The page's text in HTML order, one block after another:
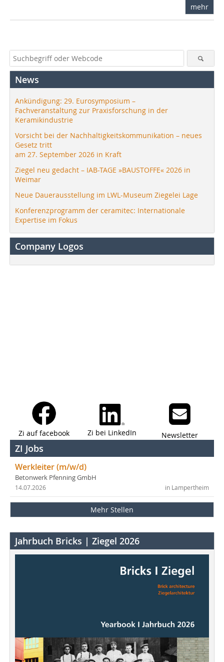
mehr
News
Ankündigung: 29. Eurosymposium –
Fachveranstaltung zur Praxisforschung in der
Keramikindustrie
Vorsicht bei der Nachhaltigkeitskommunikation – neues
Gesetz tritt
am 27. September 2026 in Kraft
Ziegel neu gedacht – IAB-TAGE »BAUSTOFFE« 2026 in
Weimar
Neue Dauerausstellung im LWL-Museum Ziegelei Lage
Konferenzprogramm der ceramitec: Internationale
Expertise im Fokus
Company Logos
Zi auf facebook Zi bei LinkedIn Newsletter
ZI Jobs
Werkleiter (m/w/d)
Betonwerk Pfenning GmbH
in Lampertheim
14.07.2026
Mehr Stellen
Jahrbuch Bricks | Ziegel 2026